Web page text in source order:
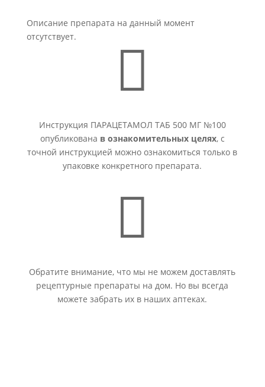
Описание препарата на данный момент
отсутствует.

Инструкция ПАРАЦЕТАМОЛ ТАБ 500 МГ №100
опубликована в ознакомительных целях, с
точной инструкцией можно ознакомиться только в
упаковке конкретного препарата.

Обратите внимание, что мы не можем доставлять
рецептурные препараты на дом. Но вы всегда
можете забрать их в наших аптеках.